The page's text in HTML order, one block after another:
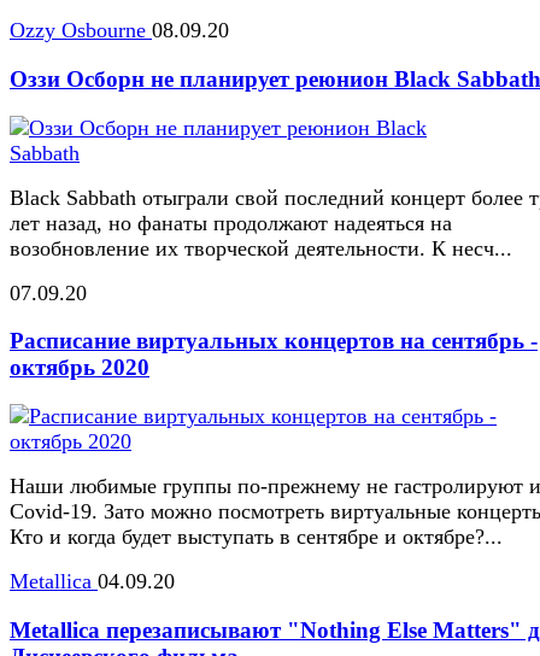
Ozzy Osbourne 08.09.20
Оззи Осборн не планирует реюнион Black Sabbath
Black Sabbath отыграли свой последний концерт более
лет назад, но фанаты продолжают надеяться на
возобновление их творческой деятельности. К несч...
07.09.20
Расписание виртуальных концертов на сентябрь -
октябрь 2020
Наши любимые группы по-прежнему не гастролируют
Covid-19. Зато можно посмотреть виртуальные
Кто и когда будет выступать в сентябре и октябре?...
Metallica 04.09.20
Metallica перезаписывают "Nothing Else Matters"